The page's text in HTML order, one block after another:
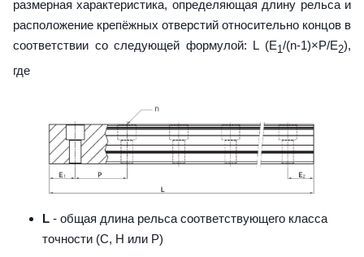
размерная характеристика, определяющая длину рельса и
расположение крепёжных отверстий относительно концов в
соответствии со следующей формулой: L (E1/(n-1)×P/E2),
где
L - общая длина рельса соответствующего класса
точности (С, H или Р)